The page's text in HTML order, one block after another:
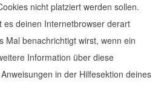
nicht platziert werden sollen.
es deinen Internetbrowser derart
Mal benachrichtigt wirst, wenn ein
Information über diese
in der Hilfesektion deines